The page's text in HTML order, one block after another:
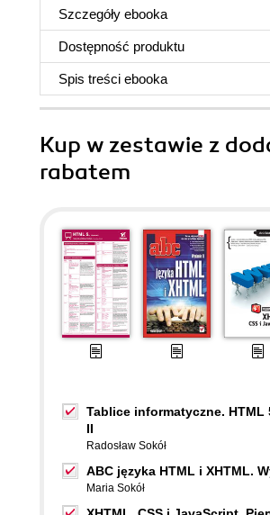
Szczegóły ebooka
Dostępność produktu
Spis treści ebooka
Kup w zestawie z
rabatem
Tablice informatyczne. HTML
II
Radosław Sokół
ABC języka HTML i XHTML.
Maria Sokół